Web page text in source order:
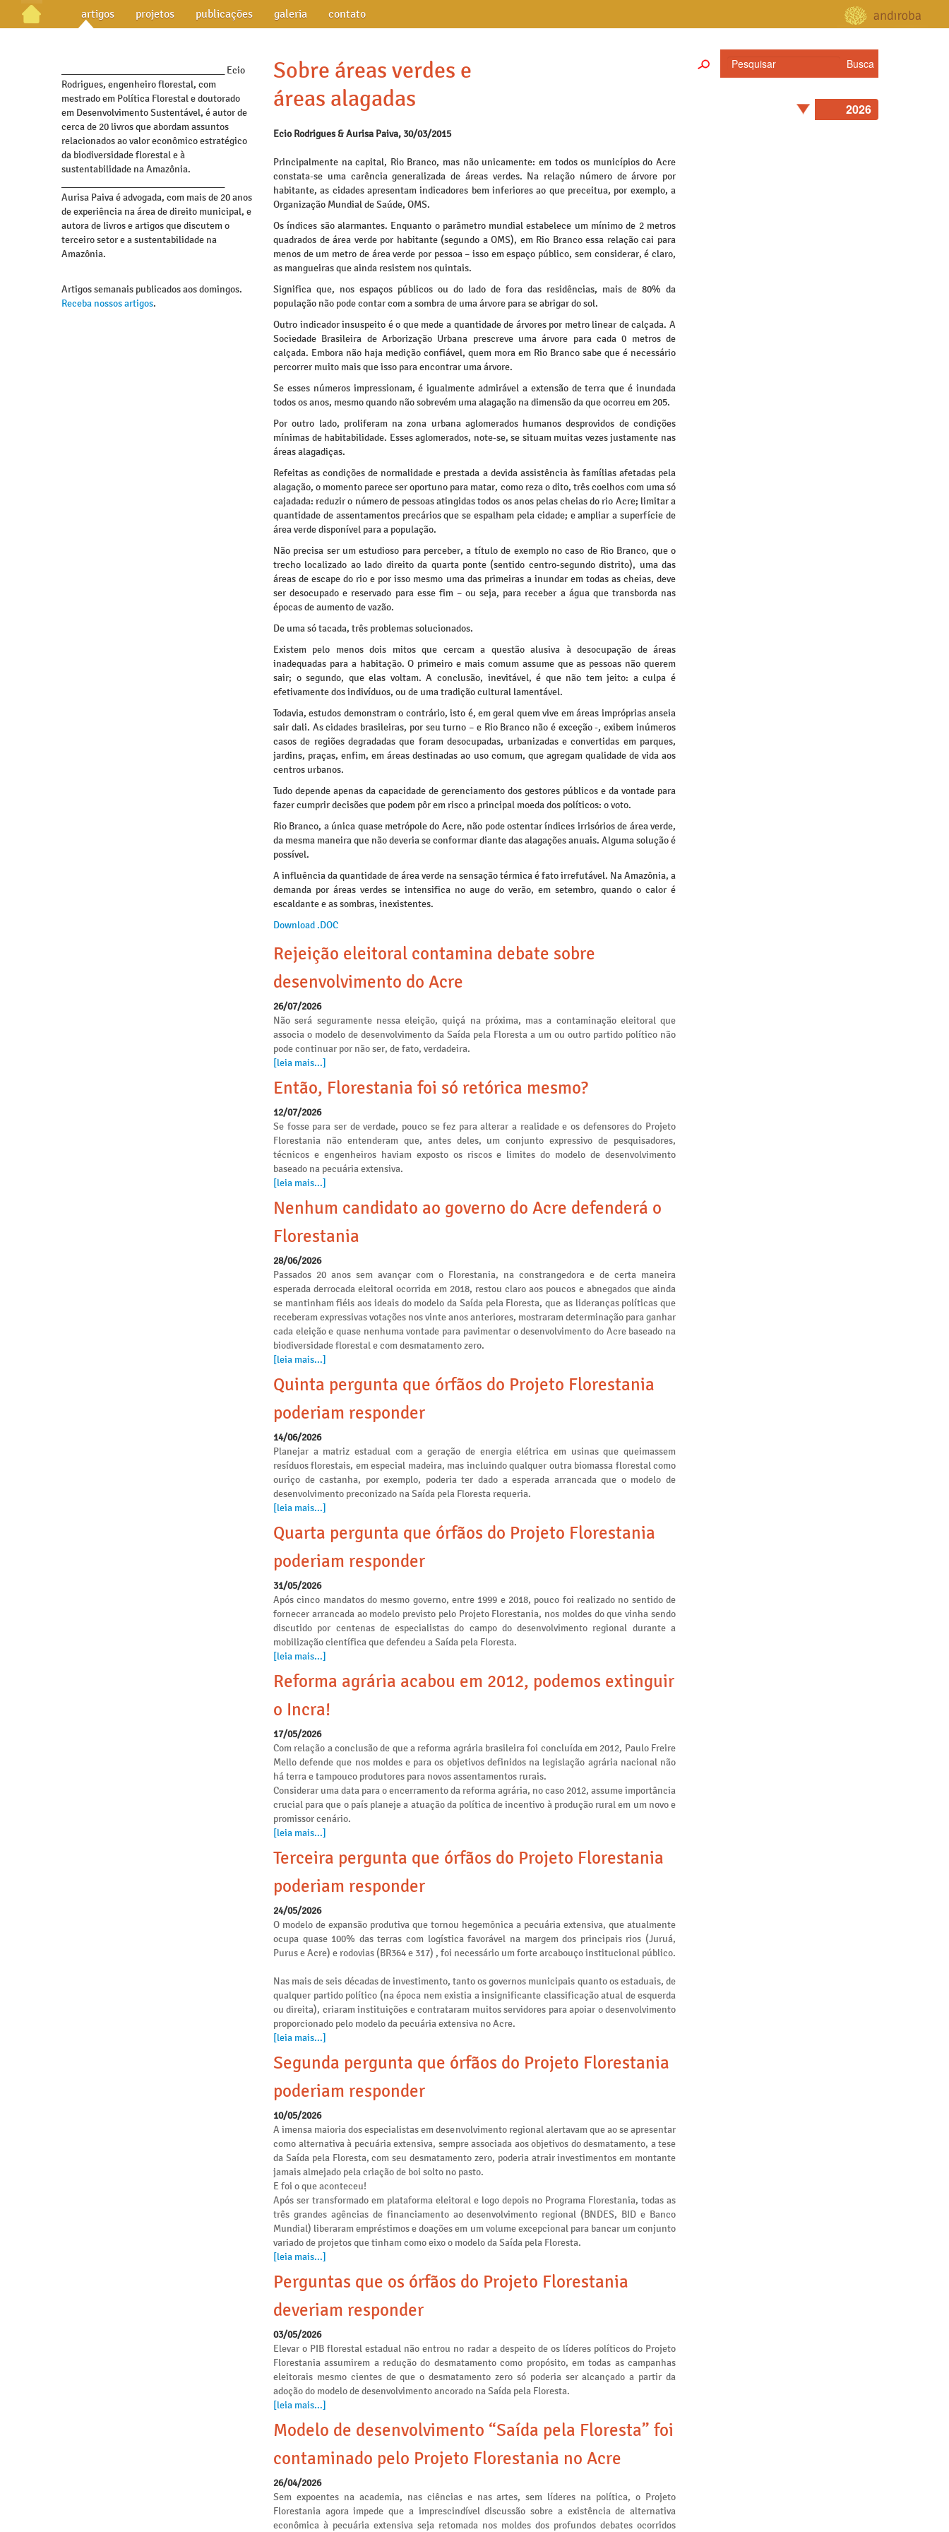
artigos projetos publicações galeria contato
_________________________________ Ecio
Rodrigues, engenheiro florestal, com
mestrado em Política Florestal e doutorado
em Desenvolvimento Sustentável, é autor de
cerca de 20 livros que abordam assuntos
relacionados ao valor econômico estratégico
da biodiversidade florestal e à
sustentabilidade na Amazônia.
Aurisa Paiva é advogada, com mais de 20 anos
de experiência na área de direito municipal, e
autora de livros e artigos que discutem o
terceiro setor e a sustentabilidade na
Amazônia.
Artigos semanais publicados aos domingos.
Receba nossos artigos.
Sobre áreas verdes e
áreas alagadas
Ecio Rodrigues & Aurisa Paiva, 30/03/2015
Principalmente na capital, Rio Branco, mas não unicamente: em todos os municípios do Acre
constata-se uma carência generalizada de áreas verdes. Na relação número de árvore por
habitante, as cidades apresentam indicadores bem inferiores ao que preceitua, por exemplo, a
Organização Mundial de Saúde, OMS.
Os índices são alarmantes. Enquanto o parâmetro mundial estabelece um mínimo de 2 metros
quadrados de área verde por habitante (segundo a OMS), em Rio Branco essa relação cai para
menos de um metro de área verde por pessoa – isso em espaço público, sem considerar, é claro,
as mangueiras que ainda resistem nos quintais.
Significa que, nos espaços públicos ou do lado de fora das residências, mais de 80% da
população não pode contar com a sombra de uma árvore para se abrigar do sol.
Outro indicador insuspeito é o que mede a quantidade de árvores por metro linear de calçada. A
Sociedade Brasileira de Arborização Urbana prescreve uma árvore para cada 0 metros de
calçada. Embora não haja medição confiável, quem mora em Rio Branco sabe que é necessário
percorrer muito mais que isso para encontrar uma árvore.
Se esses números impressionam, é igualmente admirável a extensão de terra que é inundada
todos os anos, mesmo quando não sobrevém uma alagação na dimensão da que ocorreu em 205.
Por outro lado, proliferam na zona urbana aglomerados humanos desprovidos de condições
mínimas de habitabilidade. Esses aglomerados, note-se, se situam muitas vezes justamente nas
áreas alagadiças.
Refeitas as condições de normalidade e prestada a devida assistência às famílias afetadas pela
alagação, o momento parece ser oportuno para matar, como reza o dito, três coelhos com uma só
cajadada: reduzir o número de pessoas atingidas todos os anos pelas cheias do rio Acre; limitar a
quantidade de assentamentos precários que se espalham pela cidade; e ampliar a superfície de
área verde disponível para a população.
Não precisa ser um estudioso para perceber, a título de exemplo no caso de Rio Branco, que o
trecho localizado ao lado direito da quarta ponte (sentido centro-segundo distrito), uma das
áreas de escape do rio e por isso mesmo uma das primeiras a inundar em todas as cheias, deve
ser desocupado e reservado para esse fim – ou seja, para receber a água que transborda nas
épocas de aumento de vazão.
De uma só tacada, três problemas solucionados.
Existem pelo menos dois mitos que cercam a questão alusiva à desocupação de áreas
inadequadas para a habitação. O primeiro e mais comum assume que as pessoas não querem
sair; o segundo, que elas voltam. A conclusão, inevitável, é que não tem jeito: a culpa é
efetivamente dos indivíduos, ou de uma tradição cultural lamentável.
Todavia, estudos demonstram o contrário, isto é, em geral quem vive em áreas impróprias anseia
sair dali. As cidades brasileiras, por seu turno – e Rio Branco não é exceção -, exibem inúmeros
casos de regiões degradadas que foram desocupadas, urbanizadas e convertidas em parques,
jardins, praças, enfim, em áreas destinadas ao uso comum, que agregam qualidade de vida aos
centros urbanos.
Tudo depende apenas da capacidade de gerenciamento dos gestores públicos e da vontade para
fazer cumprir decisões que podem pôr em risco a principal moeda dos políticos: o voto.
Rio Branco, a única quase metrópole do Acre, não pode ostentar índices irrisórios de área verde,
da mesma maneira que não deveria se conformar diante das alagações anuais. Alguma solução é
possível.
A influência da quantidade de área verde na sensação térmica é fato irrefutável. Na Amazônia, a
demanda por áreas verdes se intensifica no auge do verão, em setembro, quando o calor é
escaldante e as sombras, inexistentes.
Download .DOC
Rejeição eleitoral contamina debate sobre
desenvolvimento do Acre
26/07/2026
Não será seguramente nessa eleição, quiçá na próxima, mas a contaminação eleitoral que
associa o modelo de desenvolvimento da Saída pela Floresta a um ou outro partido político não
pode continuar por não ser, de fato, verdadeira.
[leia mais...]
Então, Florestania foi só retórica mesmo?
12/07/2026
Se fosse para ser de verdade, pouco se fez para alterar a realidade e os defensores do Projeto
Florestania não entenderam que, antes deles, um conjunto expressivo de pesquisadores,
técnicos e engenheiros haviam exposto os riscos e limites do modelo de desenvolvimento
baseado na pecuária extensiva.
[leia mais...]
Nenhum candidato ao governo do Acre defenderá o
Florestania
28/06/2026
Passados 20 anos sem avançar com o Florestania, na constrangedora e de certa maneira
esperada derrocada eleitoral ocorrida em 2018, restou claro aos poucos e abnegados que ainda
se mantinham fiéis aos ideais do modelo da Saída pela Floresta, que as lideranças políticas que
receberam expressivas votações nos vinte anos anteriores, mostraram determinação para ganhar
cada eleição e quase nenhuma vontade para pavimentar o desenvolvimento do Acre baseado na
biodiversidade florestal e com desmatamento zero.
[leia mais...]
Quinta pergunta que órfãos do Projeto Florestania
poderiam responder
14/06/2026
Planejar a matriz estadual com a geração de energia elétrica em usinas que queimassem
resíduos florestais, em especial madeira, mas incluindo qualquer outra biomassa florestal como
ouriço de castanha, por exemplo, poderia ter dado a esperada arrancada que o modelo de
desenvolvimento preconizado na Saída pela Floresta requeria.
[leia mais...]
Quarta pergunta que órfãos do Projeto Florestania
poderiam responder
31/05/2026
Após cinco mandatos do mesmo governo, entre 1999 e 2018, pouco foi realizado no sentido de
fornecer arrancada ao modelo previsto pelo Projeto Florestania, nos moldes do que vinha sendo
discutido por centenas de especialistas do campo do desenvolvimento regional durante a
mobilização científica que defendeu a Saída pela Floresta.
[leia mais...]
Reforma agrária acabou em 2012, podemos extinguir
o Incra!
17/05/2026
Com relação a conclusão de que a reforma agrária brasileira foi concluída em 2012, Paulo Freire
Mello defende que nos moldes e para os objetivos definidos na legislação agrária nacional não
há terra e tampouco produtores para novos assentamentos rurais.
Considerar uma data para o encerramento da reforma agrária, no caso 2012, assume importância
crucial para que o país planeje a atuação da política de incentivo à produção rural em um novo e
promissor cenário.
[leia mais...]
Terceira pergunta que órfãos do Projeto Florestania
poderiam responder
24/05/2026
O modelo de expansão produtiva que tornou hegemônica a pecuária extensiva, que atualmente
ocupa quase 100% das terras com logística favorável na margem dos principais rios (Juruá,
Purus e Acre) e rodovias (BR364 e 317) , foi necessário um forte arcabouço institucional público.
Nas mais de seis décadas de investimento, tanto os governos municipais quanto os estaduais, de
qualquer partido político (na época nem existia a insignificante classificação atual de esquerda
ou direita), criaram instituições e contrataram muitos servidores para apoiar o desenvolvimento
proporcionado pelo modelo da pecuária extensiva no Acre.
[leia mais...]
Segunda pergunta que órfãos do Projeto Florestania
poderiam responder
10/05/2026
A imensa maioria dos especialistas em desenvolvimento regional alertavam que ao se apresentar
como alternativa à pecuária extensiva, sempre associada aos objetivos do desmatamento, a tese
da Saída pela Floresta, com seu desmatamento zero, poderia atrair investimentos em montante
jamais almejado pela criação de boi solto no pasto.
E foi o que aconteceu!
Após ser transformado em plataforma eleitoral e logo depois no Programa Florestania, todas as
três grandes agências de financiamento ao desenvolvimento regional (BNDES, BID e Banco
Mundial) liberaram empréstimos e doações em um volume excepcional para bancar um conjunto
variado de projetos que tinham como eixo o modelo da Saída pela Floresta.
[leia mais...]
Perguntas que os órfãos do Projeto Florestania
deveriam responder
03/05/2026
Elevar o PIB florestal estadual não entrou no radar a despeito de os líderes políticos do Projeto
Florestania assumirem a redução do desmatamento como propósito, em todas as campanhas
eleitorais mesmo cientes de que o desmatamento zero só poderia ser alcançado a partir da
adoção do modelo de desenvolvimento ancorado na Saída pela Floresta.
[leia mais...]
Modelo de desenvolvimento “Saída pela Floresta” foi
contaminado pelo Projeto Florestania no Acre
26/04/2026
Sem expoentes na academia, nas ciências e nas artes, sem líderes na política, o Projeto
Florestania agora impede que a imprescindível discussão sobre a existência de alternativa
econômica à pecuária extensiva seja retomada nos moldes dos profundos debates ocorridos